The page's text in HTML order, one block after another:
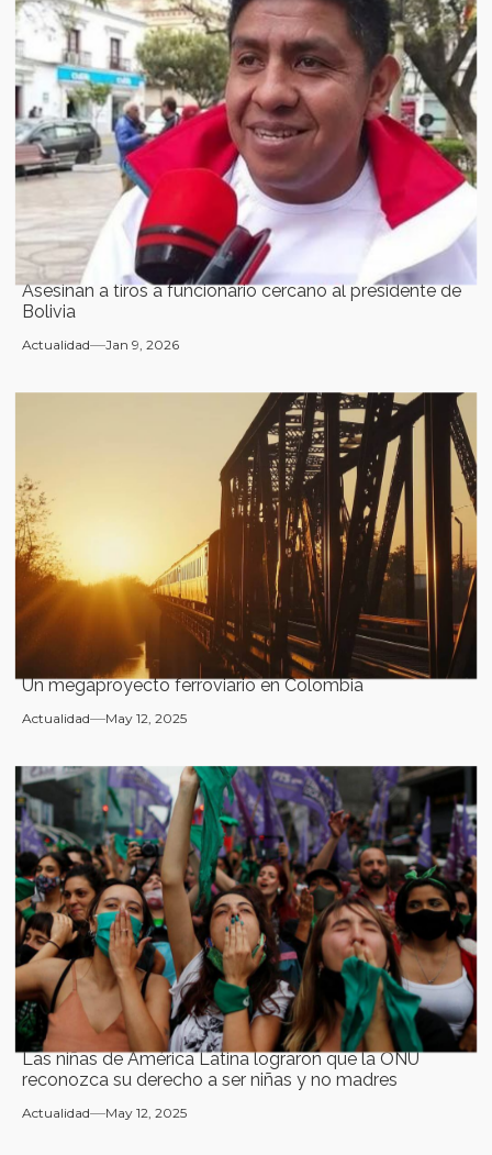
Asesinan a tiros a funcionario cercano al presidente de
Bolivia
Actualidad Jan 9, 2026
Un megaproyecto ferroviario en Colombia
Actualidad May 12, 2025
Las niñas de América Latina lograron que la ONU
reconozca su derecho a ser niñas y no madres
Actualidad May 12, 2025